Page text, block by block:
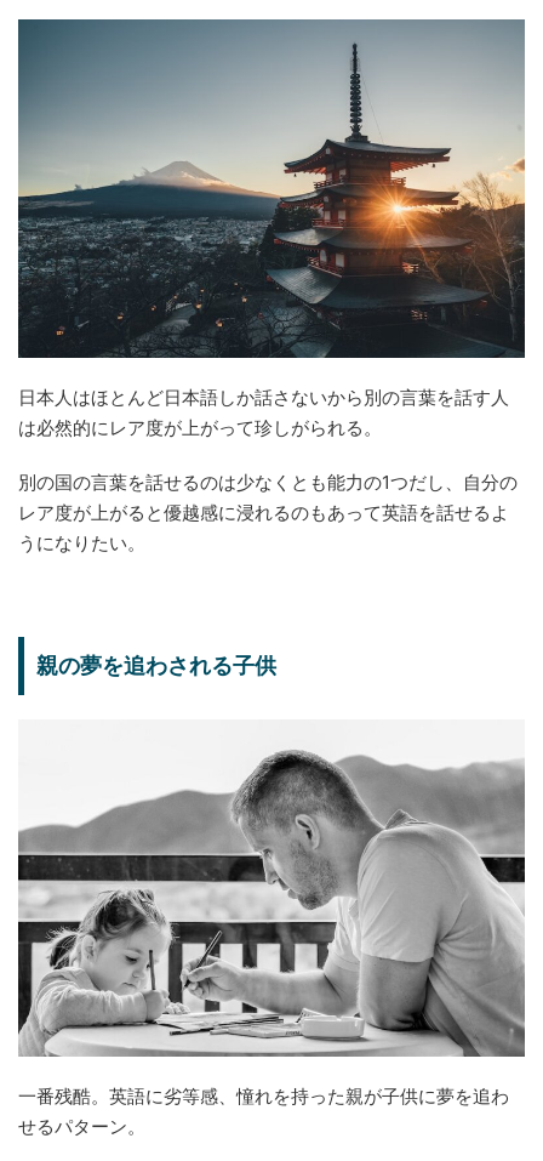
日本人はほとんど日本語しか話さないから別の言葉を話す人
は必然的にレア度が上がって珍しがられる。
別の国の言葉を話せるのは少なくとも能力の1つだし、自分の
レア度が上がると優越感に浸れるのもあって英語を話せるよ
うになりたい。
親の夢を追わされる子供
一番残酷。英語に劣等感、憧れを持った親が子供に夢を追わ
せるパターン。